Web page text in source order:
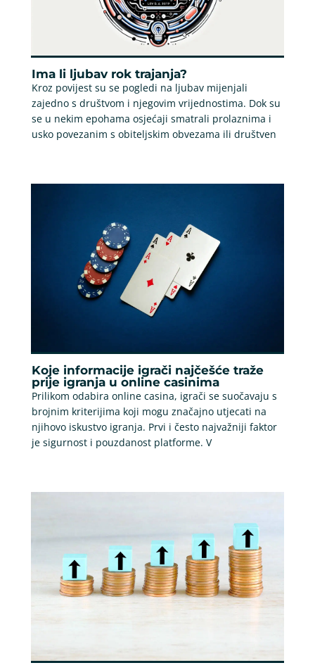
Ima li ljubav rok trajanja?
Kroz povijest su se pogledi na ljubav mijenjali
zajedno s društvom i njegovim vrijednostima. Dok su
se u nekim epohama osjećaji smatrali prolaznima i
usko povezanim s obiteljskim obvezama ili društven
Koje informacije igrači najčešće traže
prije igranja u online casinima
Prilikom odabira online casina, igrači se suočavaju s
brojnim kriterijima koji mogu značajno utjecati na
njihovo iskustvo igranja. Prvi i često najvažniji faktor
je sigurnost i pouzdanost platforme. V